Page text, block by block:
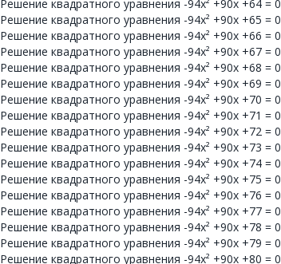
Решение квадратного уравнения -94x² +90x +64 = 0
Решение квадратного уравнения -94x² +90x +65 = 0
Решение квадратного уравнения -94x² +90x +66 = 0
Решение квадратного уравнения -94x² +90x +67 = 0
Решение квадратного уравнения -94x² +90x +68 = 0
Решение квадратного уравнения -94x² +90x +69 = 0
Решение квадратного уравнения -94x² +90x +70 = 0
Решение квадратного уравнения -94x² +90x +71 = 0
Решение квадратного уравнения -94x² +90x +72 = 0
Решение квадратного уравнения -94x² +90x +73 = 0
Решение квадратного уравнения -94x² +90x +74 = 0
Решение квадратного уравнения -94x² +90x +75 = 0
Решение квадратного уравнения -94x² +90x +76 = 0
Решение квадратного уравнения -94x² +90x +77 = 0
Решение квадратного уравнения -94x² +90x +78 = 0
Решение квадратного уравнения -94x² +90x +79 = 0
Решение квадратного уравнения -94x² +90x +80 = 0